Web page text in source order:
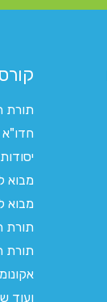
תורת
חדו"א
יסודות
מבוא
מבוא
תורת
תורת
ועוד